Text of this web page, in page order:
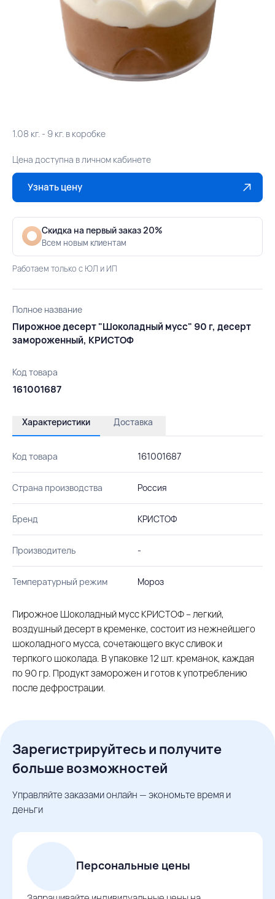
1.08 кг. - 9 кг. в коробке
Цена доступна в личном кабинете
Узнать цену
Скидка на первый заказ 20%
Всем новым клиентам
Работаем только с ЮЛ и ИП
Полное название
Пирожное десерт "Шоколадный мусс" 90 г, десерт
замороженный, КРИСТОФ
Код товара
161001687
Характеристики Доставка
Код товара 161001687
Страна производства Россия
Бренд КРИСТОФ
Производитель -
Температурный режим Мороз
Пирожное Шоколадный мусс КРИСТОФ – легкий,
воздушный десерт в кременке, состоит из нежнейшего
шоколадного мусса, сочетающего вкус сливок и
терпкого шоколада. В упаковке 12 шт. креманок, каждая
по 90 гр. Продукт заморожен и готов к употреблению
после дефрострации.
Зарегистрируйтесь и получите
больше возможностей
Управляйте заказами онлайн — экономьте время и
деньги
Персональные цены